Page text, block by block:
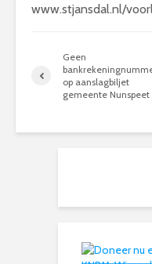
www.stjansdal.nl/
Geen
op aanslagbiljet
gemeente Nunspeet